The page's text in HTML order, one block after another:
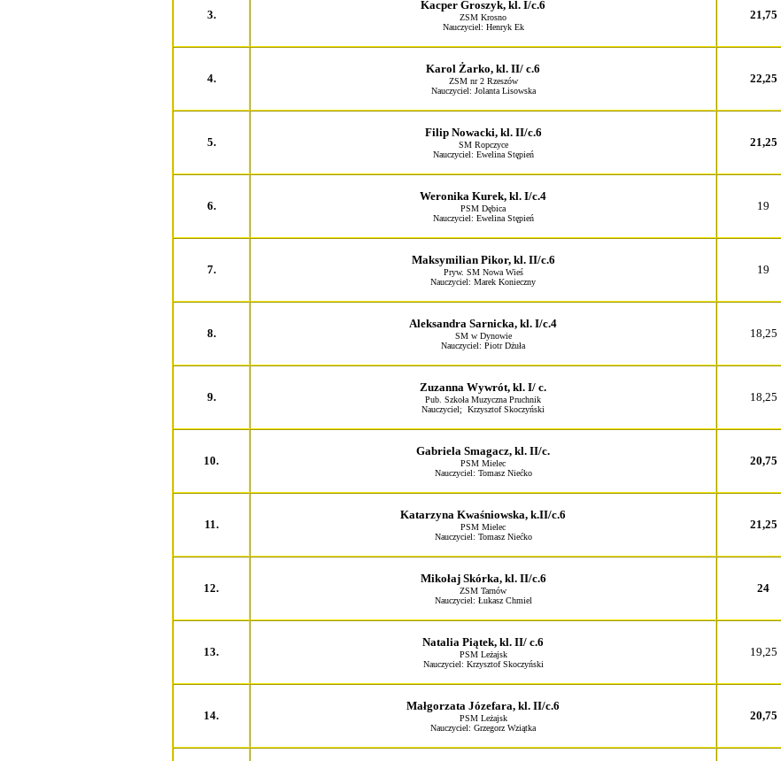
3.
Kacper Groszyk, kl. I/c.6
ZSM Krosno
Nauczyciel: Henryk Ek
21,75
4.
Karol Żarko, kl. II/ c.6
ZSM nr 2 Rzeszów
Nauczyciel: Jolanta Lisowska
22,25
5.
Filip Nowacki, kl. II/c.6
SM Ropczyce
Nauczyciel: Ewelina Stępień
21,25
6.
Weronika Kurek, kl. I/c.4
PSM Dębica
Nauczyciel: Ewelina Stępień
19
7.
Maksymilian Pikor, kl. II/c.6
Pryw. SM Nowa Wieś
Nauczyciel: Marek Konieczny
19
8.
Aleksandra Sarnicka, kl. I/c.4
SM w Dynowie
Nauczyciel: Piotr Dżuła
18,25
9.
Zuzanna Wywrót, kl. I/ c.
Pub. Szkoła Muzyczna Pruchnik
Nauczyciel; Krzysztof Skoczyński
18,25
10.
Gabriela Smagacz, kl. II/c.
PSM Mielec
Nauczyciel: Tomasz Niećko
20,75
11.
Katarzyna Kwaśniowska, k.II/c.6
PSM Mielec
Nauczyciel: Tomasz Niećko
21,25
12.
Mikołaj Skórka, kl. II/c.6
ZSM Tarnów
Nauczyciel: Łukasz Chmiel
24
13.
Natalia Piątek, kl. II/ c.6
PSM Leżajsk
Nauczyciel: Krzysztof Skoczyński
19,25
14.
Małgorzata Józefara, kl. II/c.6
PSM Leżajsk
Nauczyciel: Grzegorz Wziątka
20,75